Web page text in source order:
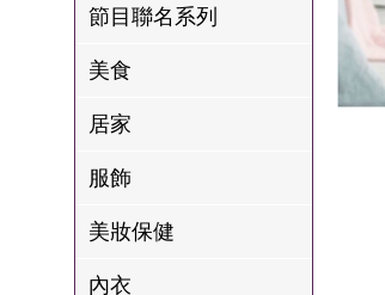
鮮蝦蝦滑
愛雅辣呦
沈玉琳代言羊
台塑生醫
節目聯名系列
美食
居家
服飾
美妝保健
內衣